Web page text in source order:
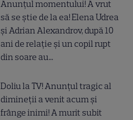
Anunțul momentului! A vrut
să se știe de la ea! Elena Udrea
și Adrian Alexandrov, după 10
ani de relație și un copil rupt
din soare au...
Doliu la TV! Anunțul tragic al
dimineții a venit acum și
frânge inimi! A murit subit